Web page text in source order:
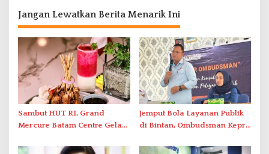
Jangan Lewatkan Berita Menarik Ini
Sambut HUT RI, Grand
Mercure Batam Centre Gelar
Nusantara’
Jemput Bola Layanan Publik
di Bintan, Ombudsman Kepri
Solar Nelayan